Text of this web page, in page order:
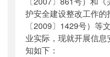
护安全建设整改工作
〔2009〕1429号）等
业实际，现就开展信
知如下：